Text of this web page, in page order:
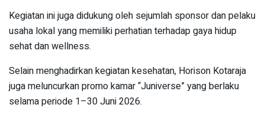
Kegiatan ini juga didukung oleh sejumlah sponsor dan pelaku
usaha lokal yang memiliki perhatian terhadap gaya hidup
sehat dan wellness.
Selain menghadirkan kegiatan kesehatan, Horison Kotaraja
juga meluncurkan promo kamar “Juniverse” yang berlaku
selama periode 1–30 Juni 2026.